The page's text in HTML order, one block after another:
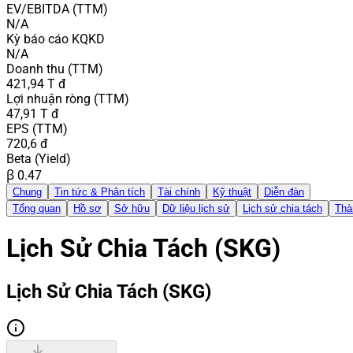
EV/EBITDA (TTM)
N/A
Kỳ báo cáo KQKD
N/A
Doanh thu (TTM)
421,94 T đ
Lợi nhuận ròng (TTM)
47,91 T đ
EPS (TTM)
720,6 đ
Beta (Yield)
β 0.47
Chung Tin tức & Phân tích Tài chính Kỹ thuật
Diễn đàn
Tổng quan
Hồ sơ Sở hữu Dữ liệu lịch sử Lịch sử chia tách
Lịch Sử Chia Tách (SKG)
Lịch Sử Chia Tách (SKG)